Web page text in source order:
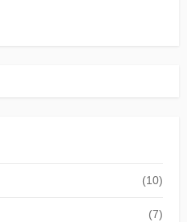
(10)
(7)